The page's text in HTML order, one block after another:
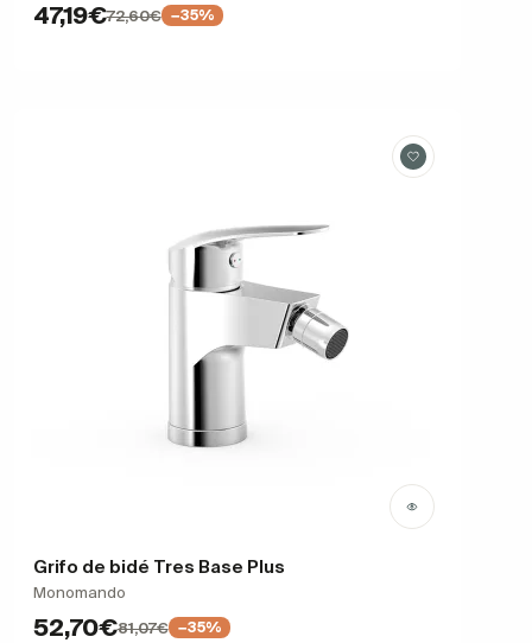
47,19€72,60€ −35%
Grifo de bidé Tres Base Plus
Monomando
52,70€81,07€ −35%